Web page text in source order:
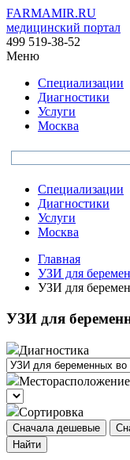
FARMAMIR.RU
медицинский портал
499 519-38-52
Меню
Специализации
Диагностики
Услуги
Москва
Специализации
Диагностики
Услуги
Москва
Главная
УЗИ для
УЗИ для
УЗИ для
Диагностика
Месторасположение
Сортировка
Сначала дешевые
Найти